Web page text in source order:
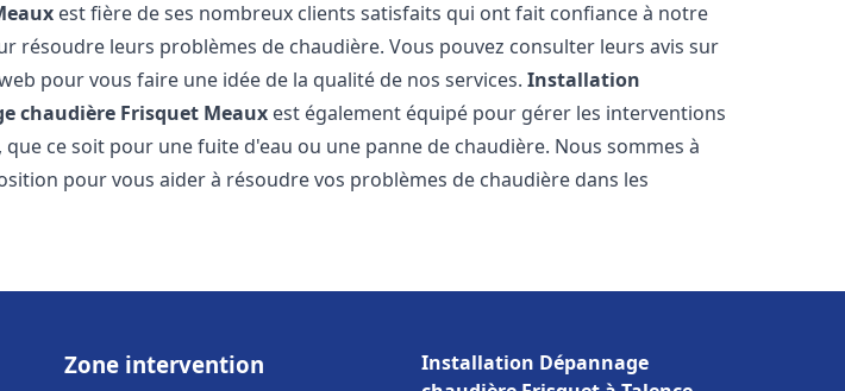
est fière de ses nombreux clients satisfaits qui ont fait confiance à notre
résoudre leurs problèmes de chaudière. Vous pouvez consulter leurs avis sur
pour vous faire une idée de la qualité de nos services.Installation
chaudière Frisquet Meaux est également équipé pour gérer les interventions
que ce soit pour une fuite d'eau ou une panne de chaudière. Nous sommes à
pour vous aider à résoudre vos problèmes de chaudière dans les
Zone intervention
Installation Dépannage